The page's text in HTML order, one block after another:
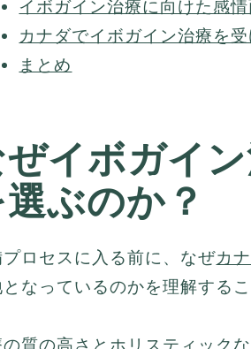
イボガイン治療に向けた感
カナダでイボガイン治療を
まとめ
イボガイ
ぶのか？
ロセスに入る前に、なぜカ
なっているのかを理解するこ